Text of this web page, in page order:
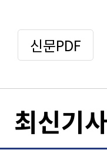
신문PDF
최신기사